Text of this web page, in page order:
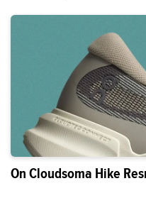
On Cloudsoma Hike